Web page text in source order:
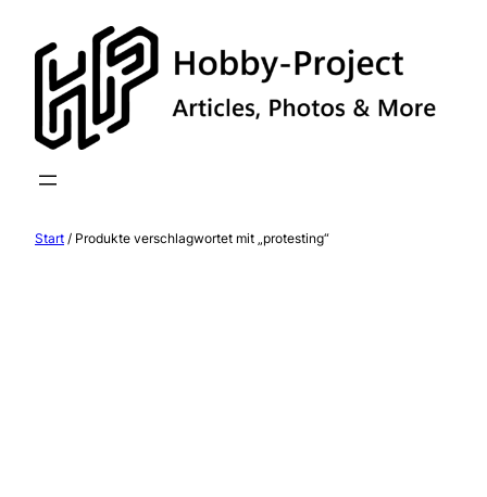
Inhalt
springen
Start / Produkte verschlagwortet mit „protesting“